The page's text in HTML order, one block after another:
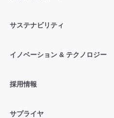
サステナビリティ
イノベーション & テクノロジー
採用情報
サプライヤ